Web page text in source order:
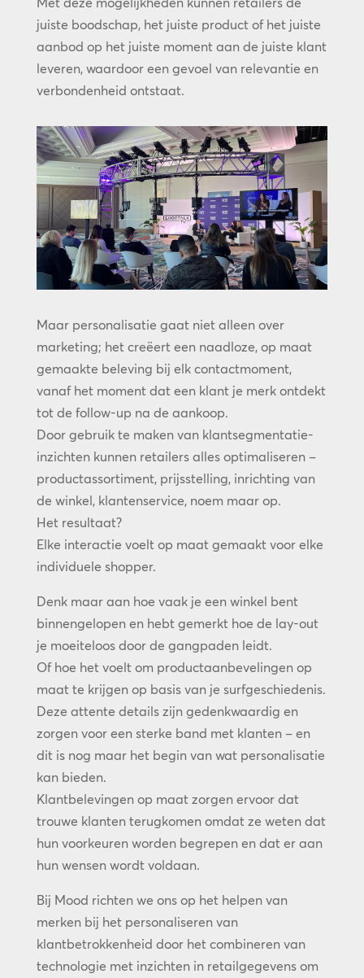
juiste boodschap, het juiste product of het juiste
aanbod op het juiste moment aan de juiste klant
leveren, waardoor een gevoel van relevantie en
verbondenheid ontstaat.
Maar personalisatie gaat niet alleen over
marketing; het creëert een naadloze, op maat
gemaakte beleving bij elk contactmoment,
vanaf het moment dat een klant je merk ontdekt
tot de follow-up na de aankoop.
Door gebruik te maken van klantsegmentatie-
inzichten kunnen retailers alles optimaliseren –
productassortiment, prijsstelling, inrichting van
de winkel, klantenservice, noem maar op.
Het resultaat?
Elke interactie voelt op maat gemaakt voor elke
individuele shopper.
Denk maar aan hoe vaak je een winkel bent
binnengelopen en hebt gemerkt hoe de lay-out
je moeiteloos door de gangpaden leidt.
Of hoe het voelt om productaanbevelingen op
maat te krijgen op basis van je surfgeschiedenis.
Deze attente details zijn gedenkwaardig en
zorgen voor een sterke band met klanten – en
dit is nog maar het begin van wat personalisatie
kan bieden.
Klantbelevingen op maat zorgen ervoor dat
trouwe klanten terugkomen omdat ze weten dat
hun voorkeuren worden begrepen en dat er aan
hun wensen wordt voldaan.
Bij Mood richten we ons op het helpen van
merken bij het personaliseren van
klantbetrokkenheid door het combineren van
technologie met inzichten in retailgegevens om